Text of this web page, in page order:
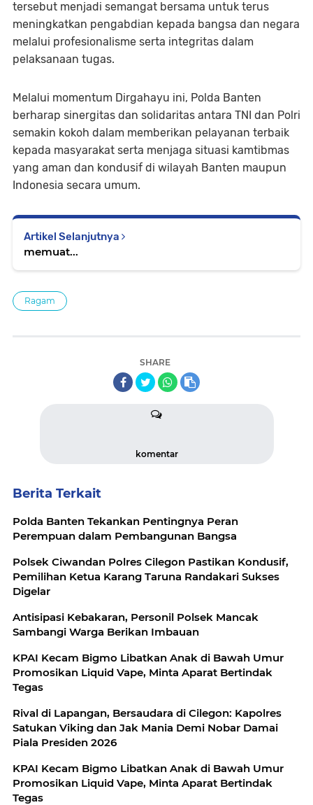
tersebut menjadi semangat bersama untuk terus
meningkatkan pengabdian kepada bangsa dan negara
melalui profesionalisme serta integritas dalam
pelaksanaan tugas.
Melalui momentum Dirgahayu ini, Polda Banten
berharap sinergitas dan solidaritas antara TNI dan Polri
semakin kokoh dalam memberikan pelayanan terbaik
kepada masyarakat serta menjaga situasi kamtibmas
yang aman dan kondusif di wilayah Banten maupun
Indonesia secara umum.
Artikel Selanjutnya
memuat...
Ragam
SHARE
komentar
Berita Terkait
Polda Banten Tekankan Pentingnya Peran
Perempuan dalam Pembangunan Bangsa
Polsek Ciwandan Polres Cilegon Pastikan Kondusif,
Pemilihan Ketua Karang Taruna Randakari Sukses
Digelar
Antisipasi Kebakaran, Personil Polsek Mancak
Sambangi Warga Berikan Imbauan
KPAI Kecam Bigmo Libatkan Anak di Bawah Umur
Promosikan Liquid Vape, Minta Aparat Bertindak
Tegas
Rival di Lapangan, Bersaudara di Cilegon: Kapolres
Satukan Viking dan Jak Mania Demi Nobar Damai
Piala Presiden 2026
KPAI Kecam Bigmo Libatkan Anak di Bawah Umur
Promosikan Liquid Vape, Minta Aparat Bertindak
Tegas